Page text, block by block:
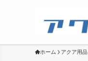
ホーム アクア用品